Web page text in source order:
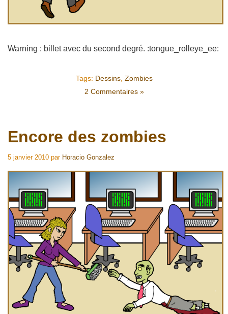
Warning : billet avec du second degré. :tongue_rolleye_ee:
Tags: Dessins, Zombies
2 Commentaires »
Encore des zombies
5 janvier 2010 par Horacio Gonzalez